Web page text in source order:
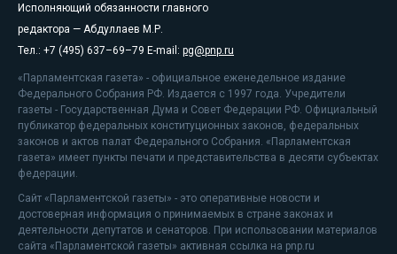
Исполняющий обязанности главного
редактора — Абдуллаев М.Р.
Тел.: +7 (495) 637–69–79 E-mail: pg@pnp.ru
«Парламентская газета» - официальное еженедельное издание
Федерального Собрания РФ. Издается с 1997 года. Учредители
газеты - Государственная Дума и Совет Федерации РФ. Официальный
публикатор федеральных конституционных законов, федеральных
законов и актов палат Федерального Собрания. «Парламентская
газета» имеет пункты печати и представительства в десяти субъектах
федерации.
Сайт «Парламентской газеты» - это оперативные новости и
достоверная информация о принимаемых в стране законах и
деятельности депутатов и сенаторов. При использовании материалов
сайта «Парламентской газеты» активная ссылка на pnp.ru